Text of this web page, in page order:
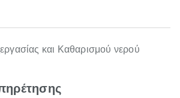
και Καθαρισμού νερού